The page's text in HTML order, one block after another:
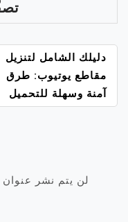
دليلك الشامل لتنزيل
مقاطع يوتيوب: طرق
آمنة وسهلة للتحميل
لن يتم نشر عنوان